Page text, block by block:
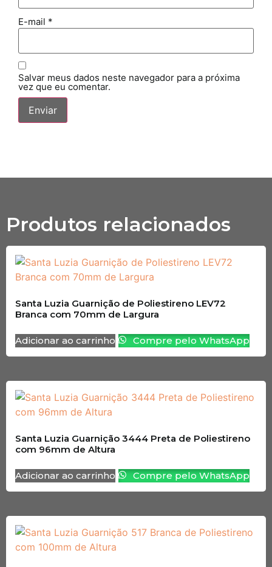
E-mail *
Salvar meus dados neste navegador para a próxima
vez que eu comentar.
Produtos relacionados
Santa Luzia Guarnição de Poliestireno LEV72
Branca com 70mm de Largura
Adicionar ao carrinho Compre pelo WhatsApp
Santa Luzia Guarnição 3444 Preta de Poliestireno
com 96mm de Altura
Adicionar ao carrinho Compre pelo WhatsApp